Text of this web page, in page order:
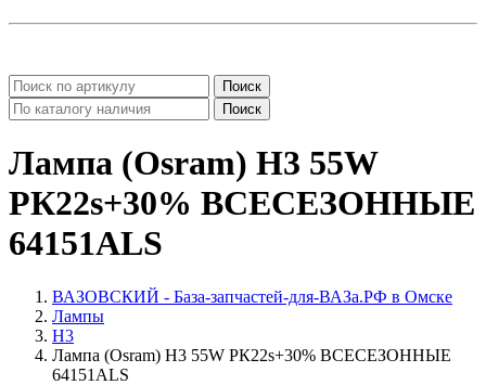
Поиск
Поиск
Лампа (Osram) H3 55W
РК22s+30% ВСЕСЕЗОННЫЕ
64151ALS
ВАЗОВСКИЙ - База-запчастей-для-ВАЗа.РФ в Омске
Лампы
H3
Лампа (Osram) H3 55W РК22s+30% ВСЕСЕЗОННЫЕ
64151ALS